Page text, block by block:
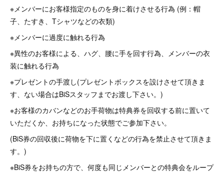
※メンバーにお客様指定のものを身に着けさせる行為 (例：帽
子、たすき、Tシャツなどの衣類)
※メンバーに過度に触れる行為
※異性のお客様による、ハグ、腰に手を回す行為、メンバーの衣
装に触れる行為
※プレゼントの手渡し(プレゼントボックスを設けさせて頂きま
す、ない場合はBiSスタッフまでお渡し下さい。)
※お客様のカバンなどのお手荷物は特典券を回収する前に置いて
いただくか、お持ちになった状態でご参加下さい。
(BiS券の回収後に荷物を下に置くなどの行為を禁止させて頂きま
す。)
※BiS券をお持ちの方で、何度も同じメンバーとの特典会をループ